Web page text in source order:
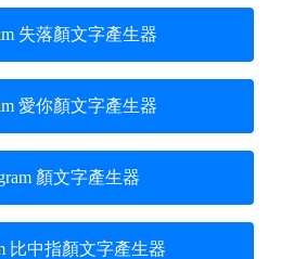
失落顏文字產生器
愛你顏文字產生器
顏文字產生器
比中指顏文字產生器